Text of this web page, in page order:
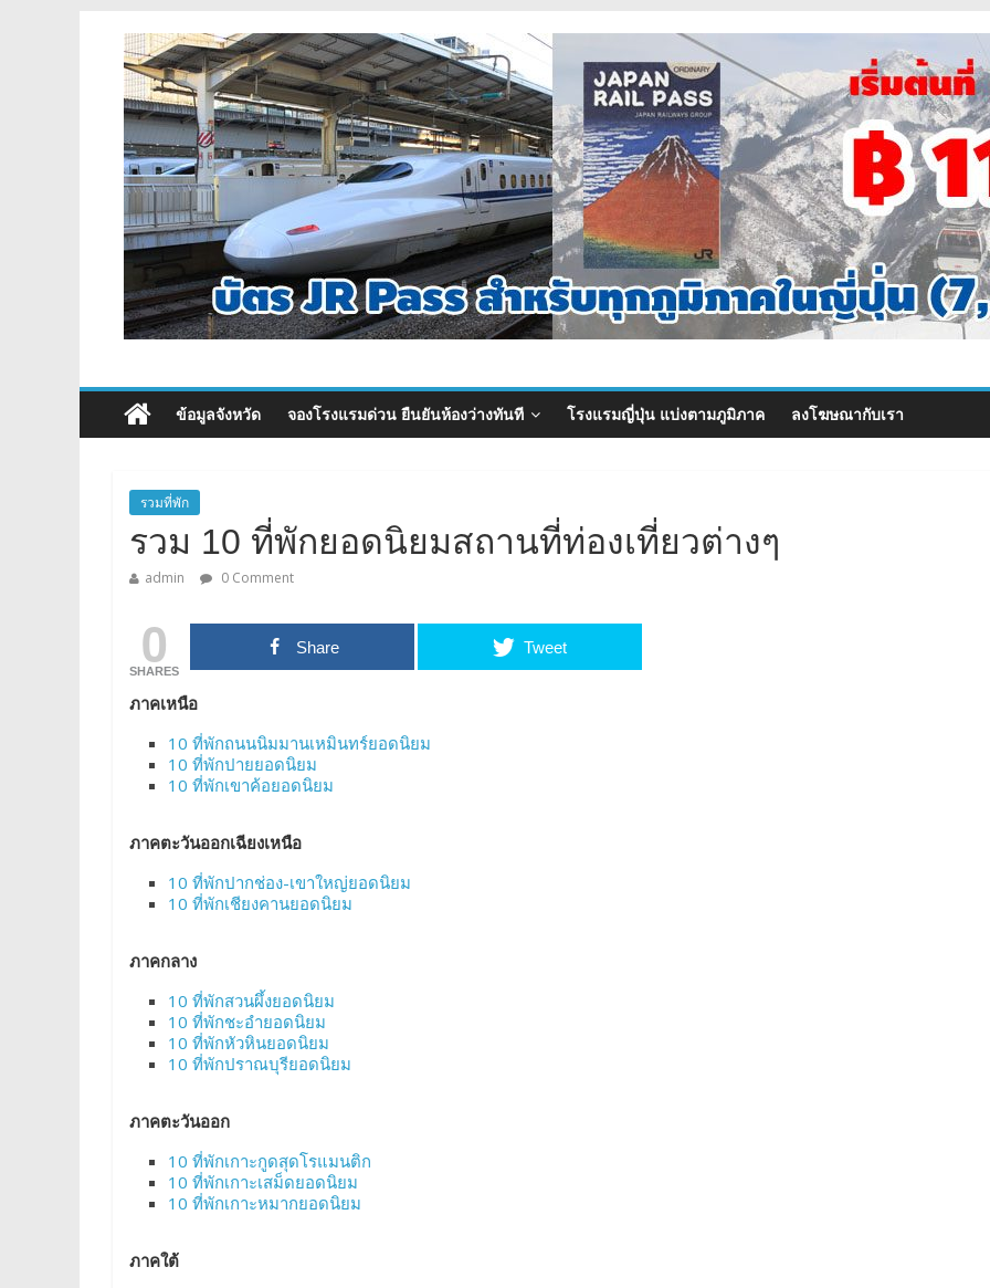
ข้อมูลจังหวัด จองโรงแรมด่วน ยืนยันห้องว่างทันที โรงแรมญี่ปุ่น แบ่งตามภูมิภาค ลงโฆษณากับเรา
รวมที่พัก
รวม 10 ที่พักยอดนิยมสถานที่ท่องเที่ยวต่างๆ
admin 0 Comment
0
SHARES
Share Tweet
ภาคเหนือ
10 ที่พักถนนนิมมานเหมินทร์ยอดนิยม
10 ที่พักปายยอดนิยม
10 ที่พักเขาค้อยอดนิยม
ภาคตะวันออกเฉียงเหนือ
10 ที่พักปากช่อง-เขาใหญ่ยอดนิยม
10 ที่พักเชียงคานยอดนิยม
ภาคกลาง
10 ที่พักสวนผึ้งยอดนิยม
10 ที่พักชะอำยอดนิยม
10 ที่พักหัวหินยอดนิยม
10 ที่พักปราณบุรียอดนิยม
ภาคตะวันออก
10 ที่พักเกาะกูดสุดโรแมนติก
10 ที่พักเกาะเสม็ดยอดนิยม
10 ที่พักเกาะหมากยอดนิยม
ภาคใต้